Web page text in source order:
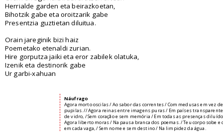
Herrialde garden eta beirazkoetan,
Bihotzik gabe eta oroitzarik gabe
Presentzia guztietan diluitua.
Orain jareginik bizi haiz
Poemetako etenaldi zurian.
Hire gorputza jaiki eta eror zabilek olatuka,
Izenik eta destinorik gabe
Ur garbi-xahuan
Náufrago
Agora morto oscilas / Ao sabor das correntes / Com medusas em vez de
pupilas. // Agora reinas entre imagens puras / Em países
de vidro, / Sem coração e sem memória / Em todas as presenças
Agora liberto moras / Na pausa branca dos poemas. / Teu corpo sobe e
em cada vaga, / Sem nome e sem destino / Na limpidez da água.